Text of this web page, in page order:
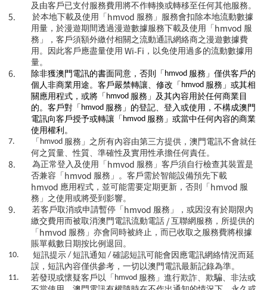
及由客戶已支付服務費用將不作轉換或轉移至任何其他服務。
5. 於本地下載及使用「 hmvod 服務」服務會扣除本地流動數據
用量，於漫遊期間透過漫遊數據服務下載及使用「 hmvod 服
務」，客戶須額外繳付相關之流動通訊網絡商之漫遊數據費
用。因此客戶應盡量使用 Wi-Fi ，以免使用過多的流動數據用
量。
6. 除非獲澳門電訊的書面同意，否則「 hmvod 服務」僅供客戶的
個人非商業用途。客戶嚴禁轉讓、修改「 hmvod 服務」或其相
關應用程式，或將「 hmvod 服務」及其內容用於任何商業目
的。客戶對「 hmvod 服務」的登記、登入或使用，不構成澳門
電訊向客戶授予或轉讓「 hmvod 服務」或當中任何內容的商業
使用權利。
7.
「 hmvod 服務」之所有內容由第三方提供，澳門電訊不會就任
何之質量、性質、準確性及實用性承擔任何責任。
8. 為正常登入及使用「 hmvod 服務」客戶須自行檢查其裝置是
否兼容「 hmvod 服務」。客戶需於智能設備預先下載
hmvod 應用程式，並可能需要定期更新，否則「 hmvod 服
務」之使用或將受到影響。
9. 若客戶取消或申請暫停「 hmvod 服務」，或因沒有於期限內
繳交費用而被取消澳門電訊流動電話/互聯網服務，所提供的
「 hmvod 服務」亦會同時被終止，而已收取之服務費將根據
賬單截數日期按比例退回。
10.
短訊提示 / 短訊通知 / 確認短訊可能會因應電訊網絡情況而延
誤，短訊內容僅供參考，一切以澳門電訊最新記錄為準。
11.
若發現或懷疑客戶以「 hmvod 服務」進行欺詐、欺騙、非法或